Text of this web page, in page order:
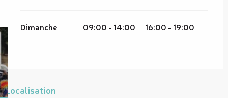
Dimanche 09:00 - 14:00 16:00 - 19:00
Localisation